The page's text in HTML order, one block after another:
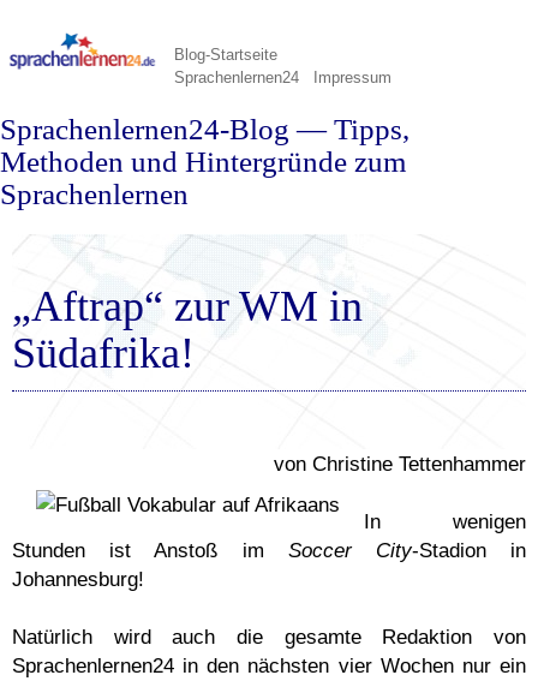
Blog-Startseite
Sprachenlernen24
Impressum
Sprachenlernen24-Blog — Tipps,
Methoden und Hintergründe zum
Sprachenlernen
„Aftrap“ zur WM in
Südafrika!
von Christine Tettenhammer
In wenigen
Stunden ist Anstoß im Soccer City-Stadion in
Johannesburg!
Natürlich wird auch die gesamte Redaktion von
Sprachenlernen24 in den nächsten vier Wochen nur ein